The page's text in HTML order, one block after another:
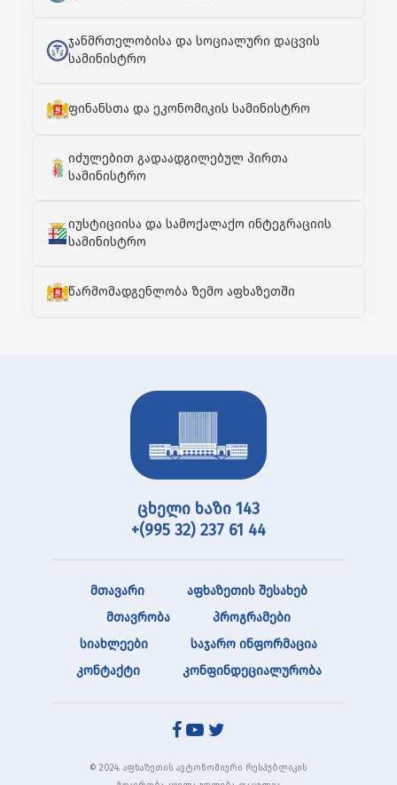
ჯანმრთელობისა და სოციალური დაცვის
სამინისტრო
ფინანსთა და ეკონომიკის სამინისტრო
იძულებით გადაადგილებულ პირთა
სამინისტრო
იუსტიციისა და სამოქალაქო ინტეგრაციის
სამინისტრო
წარმომადგენლობა ზემო აფხაზეთში
ცხელი ხაზი 143
+(995 32) 237 61 44
მთავარი
აფხაზეთის შესახებ
მთავრობა
პროგრამები
სიახლეები
საჯარო ინფორმაცია
კონტაქტი
კონფინდეციალურობა
© 2024. აფხაზეთის ავტონომიური რესპუბლიკის